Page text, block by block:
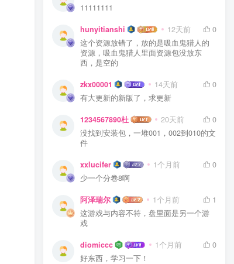
11111111
hunyitianshi 12天前
0
这个资源放错了，放的是吸血鬼猎人的
资源，吸血鬼猎人里面资源包没放东
西，是空的
zkx00001 14天前
0
有大更新的新版了，求更新
1234567890杜 20天前
0
没找到安装包，一堆001，002到010的文
件
xxlucifer 1个月前
0
少一个分卷8啊
阿泽瑞尔 1个月前
1
这游戏与内容不符，盘里面是另一个游
戏
diomiccc 1个月前
0
好东西，学习一下！